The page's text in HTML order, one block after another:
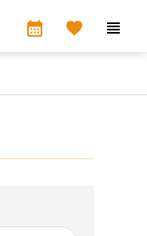
calendar_month  